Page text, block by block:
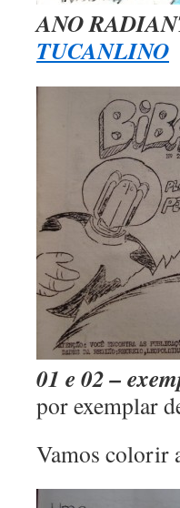
ANO
TUCANLINO
01 e 02 –
por exemplar
Vamos colorir